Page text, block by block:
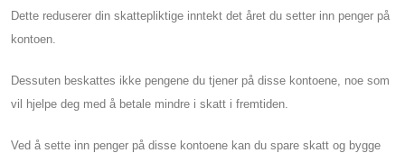
Dette reduserer din skattepliktige inntekt det året du setter inn penger på
kontoen.
Dessuten beskattes ikke pengene du tjener på disse kontoene, noe som
vil hjelpe deg med å betale mindre i skatt i fremtiden.
Ved å sette inn penger på disse kontoene kan du spare skatt og bygge